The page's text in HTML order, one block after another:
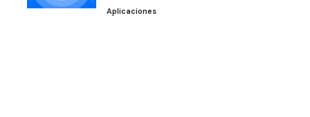
Aplicaciones